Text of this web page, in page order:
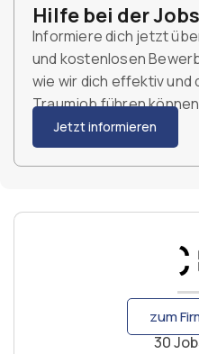
Hilfe bei der
Informiere dich jetzt
und kostenlosen
wie wir dich effektiv und
Traumjob führen
Jetzt informieren
zum
30